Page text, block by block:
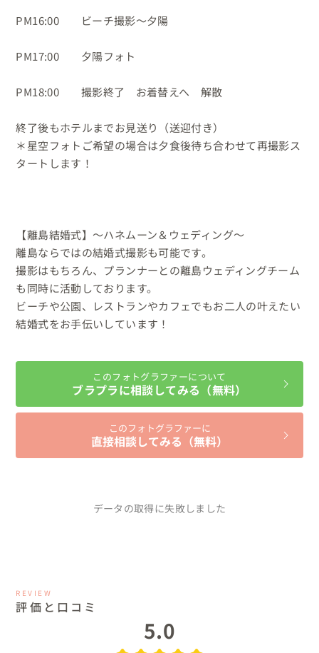
PM16:00　　ビーチ撮影〜夕陽
PM17:00　　夕陽フォト
PM18:00　　撮影終了　お着替えへ　解散
終了後もホテルまでお見送り（送迎付き）
＊星空フォトご希望の場合は夕食後待ち合わせて再撮影ス
タートします！
【離島結婚式】〜ハネムーン＆ウェディング〜
離島ならではの結婚式撮影も可能です。
撮影はもちろん、プランナーとの離島ウェディングチーム
も同時に活動しております。
ビーチや公園、レストランやカフェでもお二人の叶えたい
結婚式をお手伝いしています！
このフォトグラファーについて
ブラプラに相談してみる（無料）
このフォトグラファーに
直接相談してみる（無料）
データの取得に失敗しました
REVIEW
評価と口コミ
5.0